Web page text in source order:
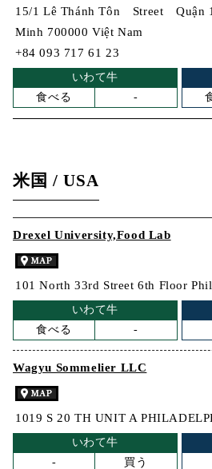
15/1 Lê Thánh Tôn Street Quận
Minh 700000 Việt Nam
+84 093 717 61 23
いわて牛
食べる
-
米国 / USA
Drexel University,Food Lab
101 North 33rd Street 6th Floor
いわて牛
食べる
-
Wagyu Sommelier LLC
1019 S 20 TH UNIT A
いわて牛
-
買う